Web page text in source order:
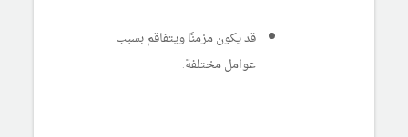
قد يكون مزمنًا ويتفاقم بسبب
عوامل مختلفة.